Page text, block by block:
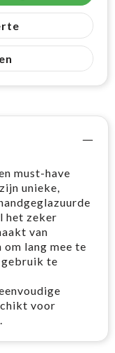
must-have
unieke,
het zeker
van
lang mee te
gebruik te
voor